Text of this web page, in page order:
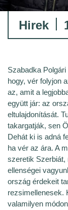
Hirek
Szabadka
hogy, vér folyjon
az, amit a
együtt jár: az
eltulajdonítását.
takargatják, sen
Dehát ki is adná
ha vér az ára. A
szeretik
ellenségei
ország érdekeit
rezsimellenesek.
valamilyen